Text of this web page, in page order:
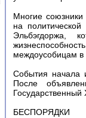
Многие
на
Эльбэгдоржа,
междоусобицам
События начала
После
БЕСПОРЯДКИ